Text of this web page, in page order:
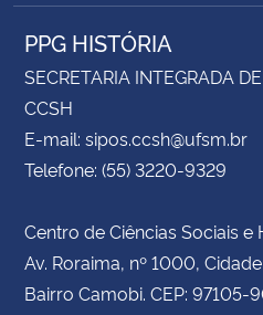
PPG HISTÓRIA
SECRETARIA INTEGRADA
CCSH
E-mail: sipos.ccsh@ufsm.br
Telefone: (55) 3220-9329
Centro de Ciências Sociais e
Av. Roraima, nº 1000,
Bairro Camobi. CEP: 97105-